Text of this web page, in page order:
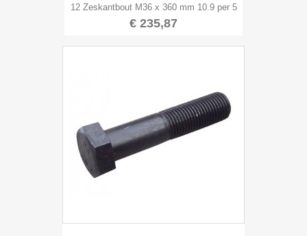
12 Zeskantbout M36 x 360 mm 10.9 per 5
€ 235,87